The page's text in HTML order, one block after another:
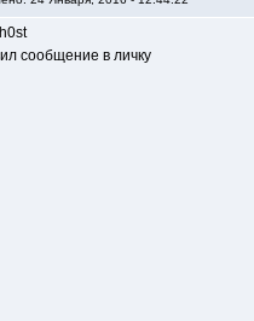
сообщение в личку